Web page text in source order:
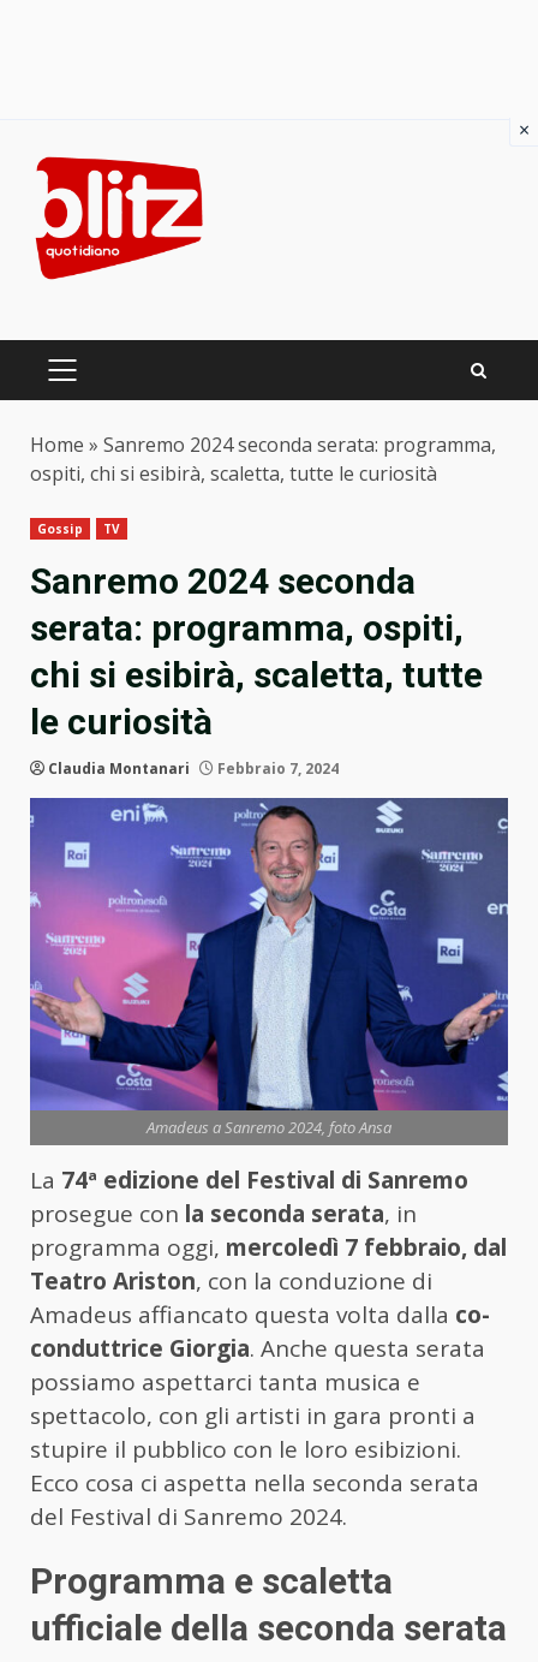
content
PRIMARY
Home » Sanremo 2024 seconda serata: programma,
ospiti, chi si esibirà, scaletta, tutte le curiosità
Gossip TV
Sanremo 2024 seconda
serata: programma, ospiti,
chi si esibirà, scaletta, tutte
le curiosità
Claudia Montanari Febbraio 7, 2024
Amadeus a Sanremo 2024, foto Ansa
La 74ª edizione del Festival di Sanremo
prosegue con la seconda serata, in
programma oggi, mercoledì 7 febbraio, dal
Teatro Ariston, con la conduzione di
Amadeus affiancato questa volta dalla co-
conduttrice Giorgia. Anche questa serata
possiamo aspettarci tanta musica e
spettacolo, con gli artisti in gara pronti a
stupire il pubblico con le loro esibizioni.
Ecco cosa ci aspetta nella seconda serata
del Festival di Sanremo 2024.
Programma e scaletta
ufficiale della seconda serata
×